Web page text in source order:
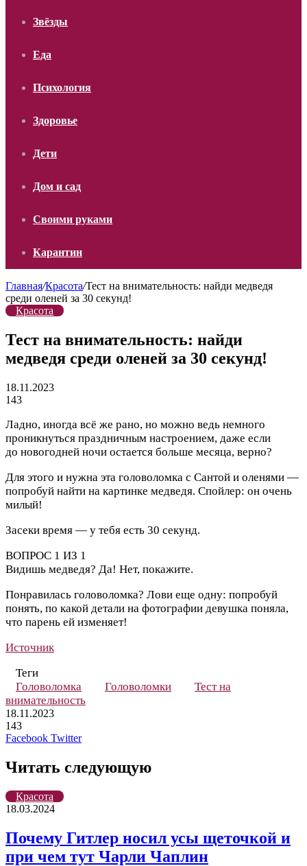
Звёзды
Еда
Психология
Здоровье
Дети
Дом и сад
Своими руками
Карантин
Главная/Красота/Тест на внимательность: найди медведя
среди оленей за 30 секунд!
Красота
Тест на внимательность: найди
медведя среди оленей за 30 секунд!
18.11.2023
143
Ладно, иногда всё же рано, но можно ведь немного
проникнуться праздничным настроением, даже если
до новогодней ночи остается больше месяца, верно?
Для этого и нужна эта головоломка с Сантой и оленями —
попробуй найти на картинке медведя. Спойлер: он очень
милый!
Засеки время — у тебя есть 30 секунд.
ВОПРОС 1 ИЗ 1
Видишь медведя? Да! Нет, покажите.
Понравилась головоломка? Лови еще одну: попробуй
понять, по какой детали на фотографии девушка поняла,
что парень ей изменяет!
Источник
Теги
Головоломка
Головоломки
Тест на
внимательность
18.11.2023
143
Facebook TwitterLinkedIn
Pinterest
Вконтакте
Одноклассники
Skype
WhatsApp
Telegram
Viber
Читать следующую
Красота
18.03.2024
Почему Гитлер носил усы щеточкой и
при чем тут Чарли Чаплин